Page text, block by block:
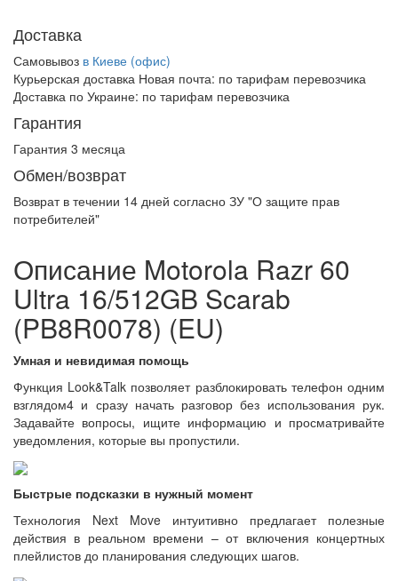
Доставка
Самовывоз в Киеве (офис)
Курьерская доставка Новая почта: по тарифам перевозчика
Доставка по Украине: по тарифам перевозчика
Гарантия
Гарантия 3 месяца
Обмен/возврат
Возврат в течении 14 дней согласно ЗУ "О защите прав
потребителей"
Описание Motorola Razr 60
Ultra 16/512GB Scarab
(PB8R0078) (EU)
Умная и невидимая помощь
Функция Look&Talk позволяет разблокировать телефон одним
взглядом4 и сразу начать разговор без использования рук.
Задавайте вопросы, ищите информацию и просматривайте
уведомления, которые вы пропустили.
Быстрые подсказки в нужный момент
Технология Next Move интуитивно предлагает полезные
действия в реальном времени – от включения концертных
плейлистов до планирования следующих шагов.